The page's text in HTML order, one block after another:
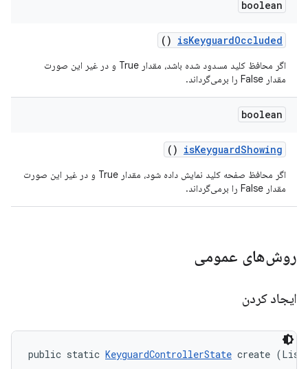
boolean
isKeyguardOccluded
()
اگر محافظ کلید مسدود شده باشد، مقدار True و در غیر این صورت
مقدار False را برمی‌گرداند.
boolean
isKeyguardShowing
()
اگر محافظ صفحه کلید نمایش داده شود، مقدار True و در غیر این صورت
مقدار False را برمی‌گرداند.
روش‌های عمومی
ایجاد کردن
public static KeyguardControllerState create